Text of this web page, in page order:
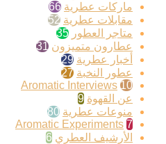
ماركات عطرية 66
مقابلات عطرية 52
متاجر العطور 35
عطارون متميزون 31
أخبار عطرية 29
عطور النخبة 27
Aromatic Interviews 10
عن القهوة 9
منوعات عطرية 80
Aromatic Experiments 7
الأرشيف العطري 6